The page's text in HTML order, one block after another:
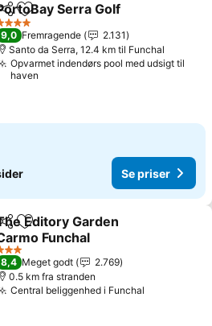
Føj til favoritter
Serra Golf
Stjerner
9,0 Fremragende
2.131
Santo da Serra, 12.4 km til Funchal
Opvarmet indendørs pool med udsigt til
haven
Se priser
Del Føj til favoritter
Editory Garden
Funchal
Stjerner
8,4 Meget godt
2.769
0.5 km fra stranden
Central beliggenhed i Funchal